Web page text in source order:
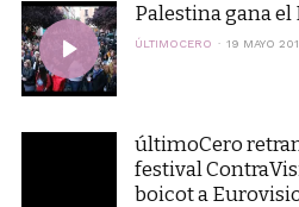
Palestina gana
ÚLTIMOCERO 19 MAYO
últimoCero
festival
boicot a